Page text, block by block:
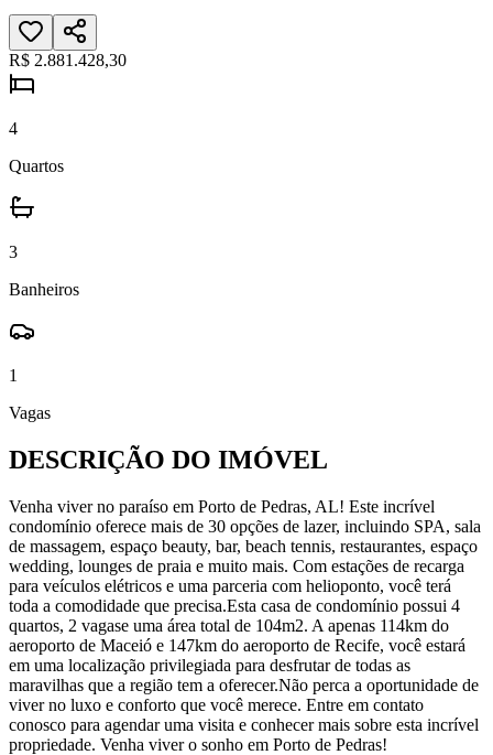
R$ 2.881.428,30
4
Quartos
3
Banheiros
1
Vagas
DESCRIÇÃO DO IMÓVEL
Venha viver no paraíso em Porto de Pedras, AL! Este incrível
condomínio oferece mais de 30 opções de lazer, incluindo SPA, sala
de massagem, espaço beauty, bar, beach tennis, restaurantes, espaço
wedding, lounges de praia e muito mais. Com estações de recarga
para veículos elétricos e uma parceria com helioponto, você terá
toda a comodidade que precisa.Esta casa de condomínio possui 4
quartos, 2 vagase uma área total de 104m2. A apenas 114km do
aeroporto de Maceió e 147km do aeroporto de Recife, você estará
em uma localização privilegiada para desfrutar de todas as
maravilhas que a região tem a oferecer.Não perca a oportunidade de
viver no luxo e conforto que você merece. Entre em contato
conosco para agendar uma visita e conhecer mais sobre esta incrível
propriedade. Venha viver o sonho em Porto de Pedras!